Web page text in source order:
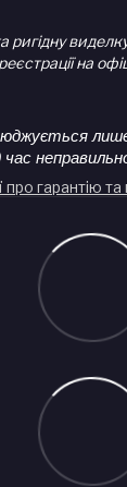
ригідну
на
про гарантію